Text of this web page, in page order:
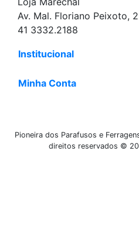
Av. Mal. Floriano Peixoto,
41 3332.2188
Institucional
Minha Conta
Pioneira dos Parafusos e
direitos reservados ©